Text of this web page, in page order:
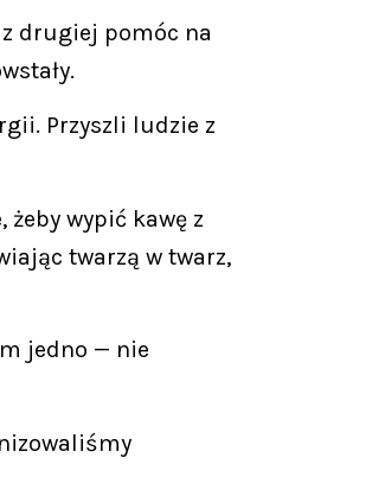
drugiej pomóc na
Przyszli ludzie z
wypić kawę z
twarzą w twarz,
jedno — nie